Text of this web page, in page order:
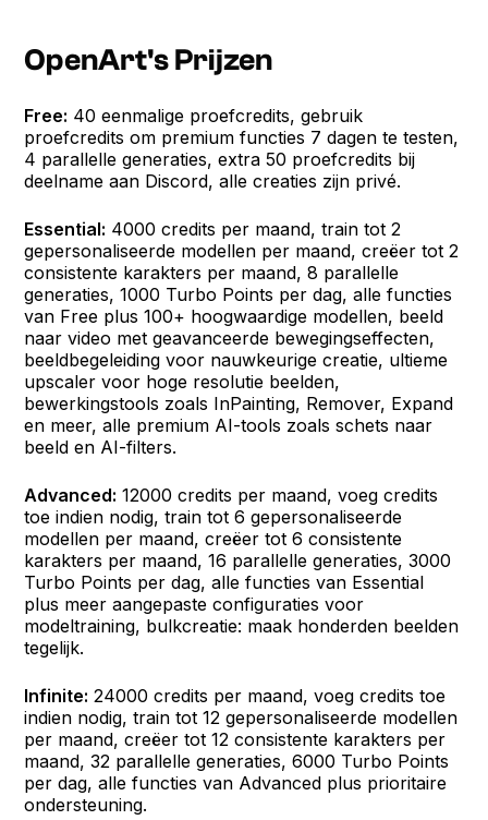
OpenArt's Prijzen
Free: 40 eenmalige proefcredits, gebruik
proefcredits om premium functies 7 dagen te testen,
4 parallelle generaties, extra 50 proefcredits bij
deelname aan Discord, alle creaties zijn privé.
Essential: 4000 credits per maand, train tot 2
gepersonaliseerde modellen per maand, creëer tot 2
consistente karakters per maand, 8 parallelle
generaties, 1000 Turbo Points per dag, alle functies
van Free plus 100+ hoogwaardige modellen, beeld
naar video met geavanceerde bewegingseffecten,
beeldbegeleiding voor nauwkeurige creatie, ultieme
upscaler voor hoge resolutie beelden,
bewerkingstools zoals InPainting, Remover, Expand
en meer, alle premium AI-tools zoals schets naar
beeld en AI-filters.
Advanced: 12000 credits per maand, voeg credits
toe indien nodig, train tot 6 gepersonaliseerde
modellen per maand, creëer tot 6 consistente
karakters per maand, 16 parallelle generaties, 3000
Turbo Points per dag, alle functies van Essential
plus meer aangepaste configuraties voor
modeltraining, bulkcreatie: maak honderden beelden
tegelijk.
Infinite: 24000 credits per maand, voeg credits toe
indien nodig, train tot 12 gepersonaliseerde modellen
per maand, creëer tot 12 consistente karakters per
maand, 32 parallelle generaties, 6000 Turbo Points
per dag, alle functies van Advanced plus prioritaire
ondersteuning.